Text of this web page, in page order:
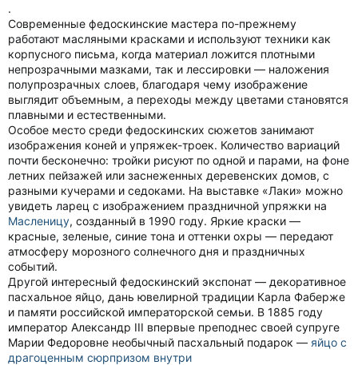
.
Современные федоскинские мастера по-прежнему
работают масляными красками и используют техники как
корпусного письма, когда материал ложится плотными
непрозрачными мазками, так и лессировки — наложения
полупрозрачных слоев, благодаря чему изображение
выглядит объемным, а переходы между цветами становятся
плавными и естественными.
Особое место среди федоскинских сюжетов занимают
изображения коней и упряжек-троек. Количество вариаций
почти бесконечно: тройки рисуют по одной и парами, на фоне
летних пейзажей или заснеженных деревенских домов, с
разными кучерами и седоками. На выставке «Лаки» можно
увидеть ларец с изображением праздничной упряжки на
Масленицу, созданный в 1990 году. Яркие краски —
красные, зеленые, синие тона и оттенки охры — передают
атмосферу морозного солнечного дня и праздничных
событий.
Другой интересный федоскинский экспонат — декоративное
пасхальное яйцо, дань ювелирной традиции Карла Фаберже
и памяти российской императорской семьи. В 1885 году
император Александр III впервые преподнес своей супруге
Марии Федоровне необычный пасхальный подарок — яйцо с
драгоценным сюрпризом внутри